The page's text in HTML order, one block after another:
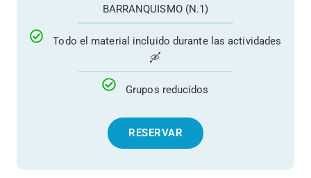
BARRANQUISMO (N.1)
Todo el material incluido durante las actividades
🛶
Grupos reducidos
RESERVAR